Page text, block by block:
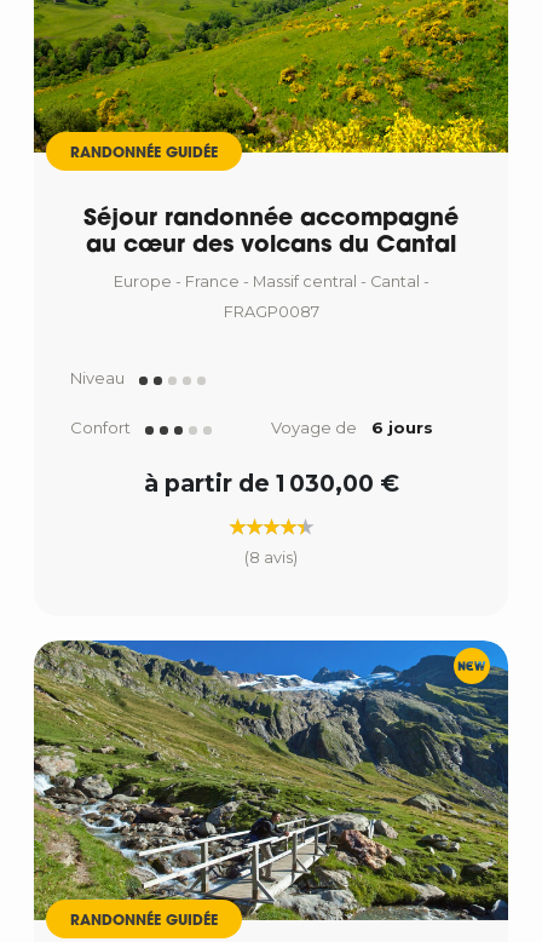
RANDONNÉE GUIDÉE
Séjour randonnée accompagné
au cœur des volcans du Cantal
Europe - France - Massif central - Cantal -
FRAGP0087
Niveau
Confort Voyage de 6 jours
à partir de 1 030,00 €
(8 avis)
RANDONNÉE GUIDÉE